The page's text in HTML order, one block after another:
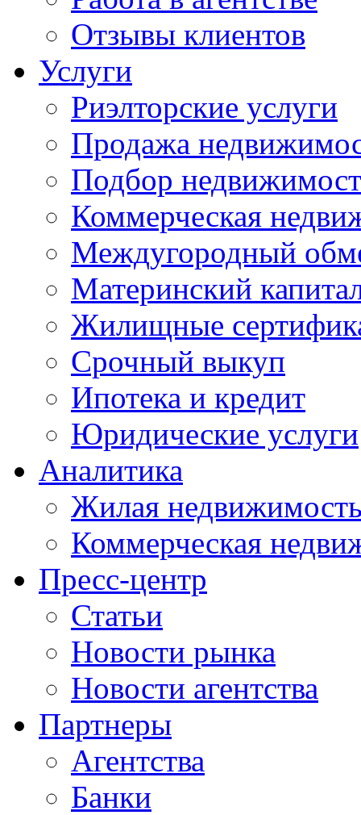
Отзывы клиентов
Услуги
Риэлторские услуги
Продажа
Подбор
Коммерческая
Междугородный
Материнский
Жилищные
Срочный выкуп
Ипотека и кредит
Юридические услуги
Аналитика
Жилая
Коммерческая
Пресс-центр
Статьи
Новости рынка
Новости агентства
Партнеры
Агентства
Банки